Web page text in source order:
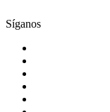
Síganos